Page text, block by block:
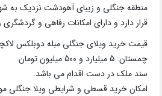
منطقه جنگلی و زیبای آهودشت نزدیک به
قرار دارد و دارای امکانات رفاهی و
قیمت خرید ویلای جنگلی مبله دوبلکس
چمستان: 5 میلیارد و 500 میلیون تومان.
سند ملک در دست اقدام می باشد.
امکان خرید قسطی و شرایطی ویلا جنگلی